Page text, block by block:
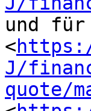
und für
<
J/
quote/